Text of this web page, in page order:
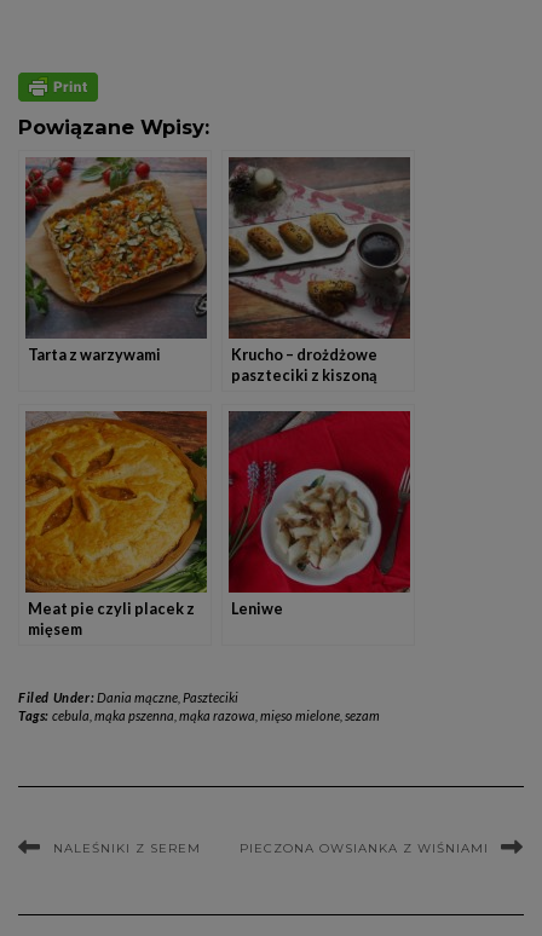
Powiązane Wpisy:
Tarta z warzywami
Krucho – drożdżowe
paszteciki z kiszoną
Meat pie czyli placek z
mięsem
Leniwe
Filed Under:Dania mączne, Paszteciki
Tags: cebula mąka pszenna mąka razowa mięso mielone, sezam
NALEŚNIKI Z SEREM PIECZONA OWSIANKA Z WIŚNIAMI